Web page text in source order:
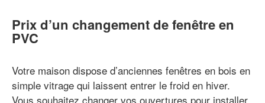
Prix d’un changement de fenêtre en
PVC
Votre maison dispose d’anciennes fenêtres en bois en
simple vitrage qui laissent entrer le froid en hiver.
Vous souhaitez changer vos ouvertures pour installer